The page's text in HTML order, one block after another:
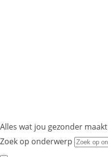
Alles wat jou gezonder maakt
Zoek op onderwerp